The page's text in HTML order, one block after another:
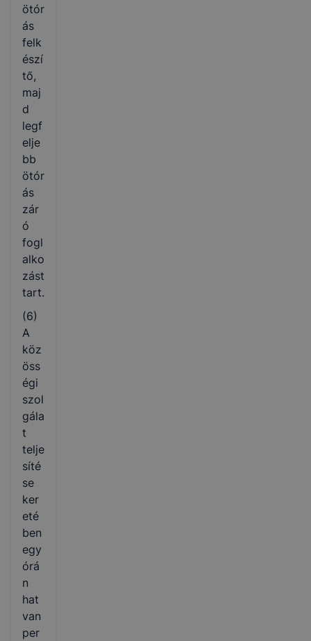
ötór
ás
felk
észí
tő,
maj
d
legf
elje
bb
ötór
ás
zár
ó
fogl
alko
zást
tart.
(6)
A
köz
öss
égi
szol
gála
t
telje
síté
se
ker
eté
ben
egy
órá
n
hat
van
per